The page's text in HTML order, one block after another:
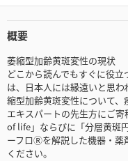
概要
萎縮型加齢黄斑変性の現状
どこから読んでもすぐに役
は、日本人には縁遠いと思
縮型加齢黄斑変性について
エキスパートの先生方にご
of life」ならびに「分層黄斑
ーフロⓇを解説した機器・薬
ください。